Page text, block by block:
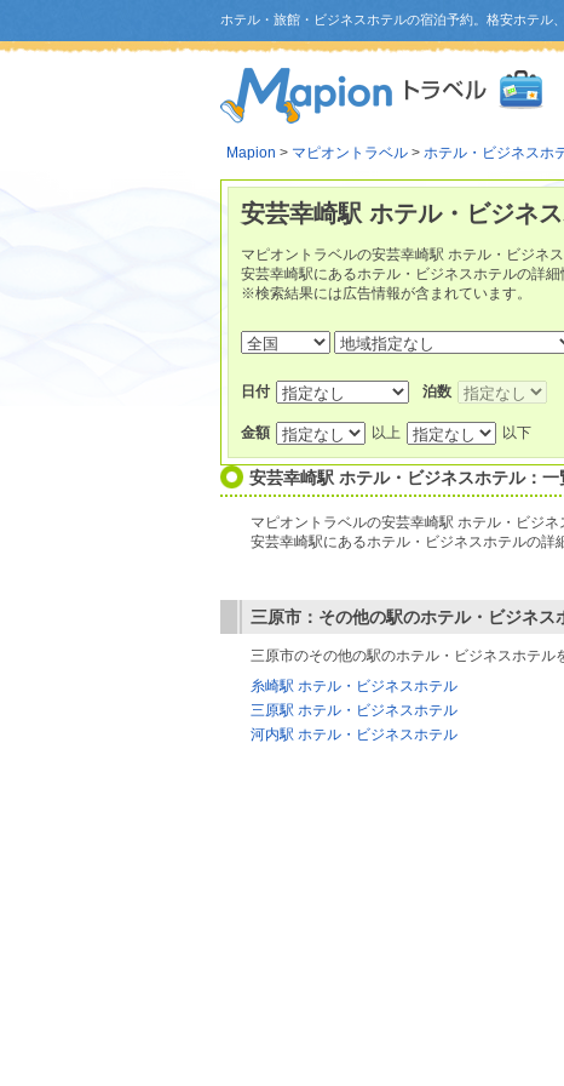
ホテル・旅館・ビジネスホテルの宿泊予約。格安ホテル
Mapion > マピオントラベル > ホテル・ビジネスホ
安芸幸崎駅 ホテル・ビジネ
マピオントラベルの安芸幸崎駅 ホテル・ビジネ
安芸幸崎駅にあるホテル・ビジネスホテルの詳細
※検索結果には広告情報が含まれています。
日付 泊数
金額 以上 以下
安芸幸崎駅 ホテル・ビジネスホテル：一
マピオントラベルの安芸幸崎駅 ホテル・ビジネ
安芸幸崎駅にあるホテル・ビジネスホテルの詳
三原市：その他の駅のホテル・ビジネス
三原市のその他の駅のホテル・ビジネスホテル
糸崎駅 ホテル・ビジネスホテル
三原駅 ホテル・ビジネスホテル
河内駅 ホテル・ビジネスホテル